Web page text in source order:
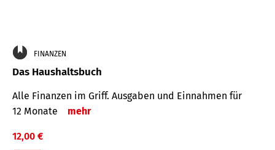
FINANZEN
Das Haushaltsbuch
Alle Finanzen im Griff. Aus­gaben und Ein­nahmen für
12 Monate
mehr
12,00 €